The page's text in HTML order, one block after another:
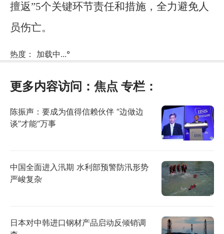
擅返”5个关键环节责任和措施，全力避免人
员伤亡。
热度： 加载中...°
更多内容访问： 焦点 专栏：
陈振声：要成为值得信赖伙伴 “边做边
谈”才能“万事
中国全面进入汛期 水利部预警防汛形势
严峻复杂
日本对中韩进口钢材产品启动反倾销调